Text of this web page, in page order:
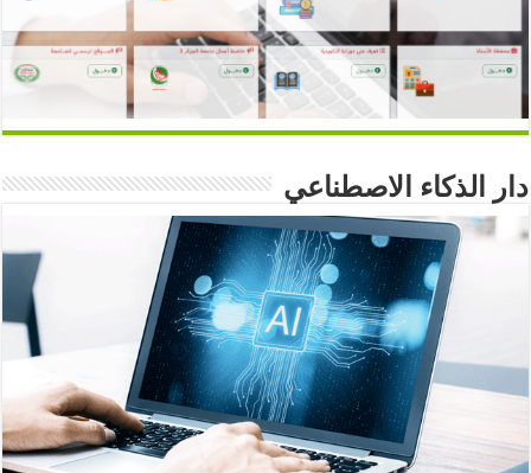
دار الذكاء الاصطناعي